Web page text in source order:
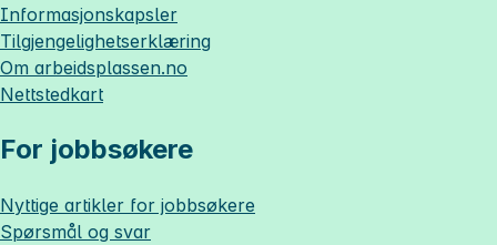
Informasjonskapsler
Tilgjengelighetserklæring
Om arbeidsplassen.no
Nettstedkart
For jobbsøkere
Nyttige artikler for jobbsøkere
Spørsmål og svar